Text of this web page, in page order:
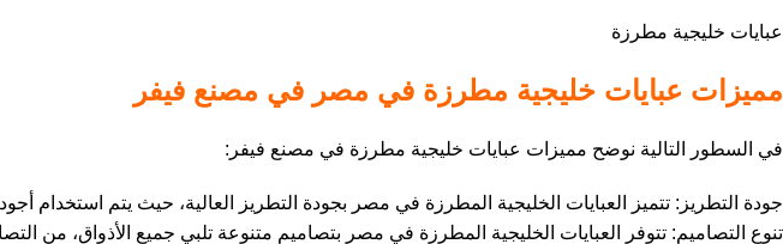
عبايات خليجية مطرزة
مميزات عبايات خليجية مطرزة في مصر في مصنع فيفر
في السطور التالية نوضح مميزات عبايات خليجية مطرزة في مصنع فيفر:
جودة التطريز: تتميز العبايات الخليجية المطرزة في مصر بجودة التطريز العالية، حيث يتم استخدام
تنوع التصاميم: تتوفر العبايات الخليجية المطرزة في مصر بتصاميم متنوعة تلبي جميع الأذواق، من